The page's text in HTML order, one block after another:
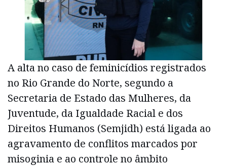
A alta no caso de feminicídios registrados
no Rio Grande do Norte, segundo a
Secretaria de Estado das Mulheres, da
Juventude, da Igualdade Racial e dos
Direitos Humanos (Semjidh) está ligada ao
agravamento de conflitos marcados por
misoginia e ao controle no âmbito